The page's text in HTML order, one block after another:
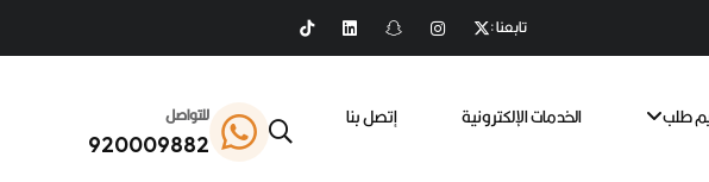
تابعنا :
طلب الخدمات الإلكترونية
إتصل بنا
للتواصل
920009882